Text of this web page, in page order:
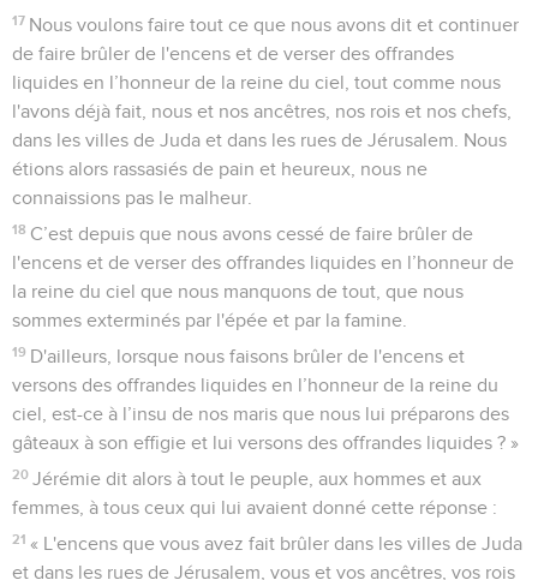
17 Nous voulons faire tout ce que nous avons dit et continuer
de faire brûler de l'encens et de verser des offrandes
liquides en l’honneur de la reine du ciel, tout comme nous
l'avons déjà fait, nous et nos ancêtres, nos rois et nos chefs,
dans les villes de Juda et dans les rues de Jérusalem. Nous
étions alors rassasiés de pain et heureux, nous ne
connaissions pas le malheur.
18 C’est depuis que nous avons cessé de faire brûler de
l'encens et de verser des offrandes liquides en l’honneur de
la reine du ciel que nous manquons de tout, que nous
sommes exterminés par l'épée et par la famine.
19 D'ailleurs, lorsque nous faisons brûler de l'encens et
versons des offrandes liquides en l’honneur de la reine du
ciel, est-ce à l’insu de nos maris que nous lui préparons des
gâteaux à son effigie et lui versons des offrandes liquides ? »
20 Jérémie dit alors à tout le peuple, aux hommes et aux
femmes, à tous ceux qui lui avaient donné cette réponse :
21 « L'encens que vous avez fait brûler dans les villes de Juda
et dans les rues de Jérusalem, vous et vos ancêtres, vos rois